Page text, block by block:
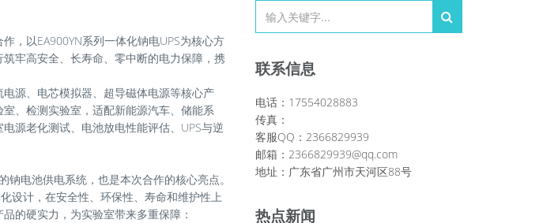
，以EA900YN系列一体化钠电UPS为核心方
牢高安全、长寿命、零中断的电力保障，携
源、电芯模拟器、超导磁体电源等核心产
、检测实验室，适配新能源汽车、储能系
源老化测试、电池放电性能评估、UPS与逆
电池供电系统，也是本次合作的核心亮点。
设计，在安全性、环保性、寿命和维护性上
的硬实力，为实验室带来多重保障：
联系信息
电话：17554028883
传真：
客服QQ：2366829939
邮箱：2366829939@qq.com
地址：广东省广州市天河区88号
热点新闻